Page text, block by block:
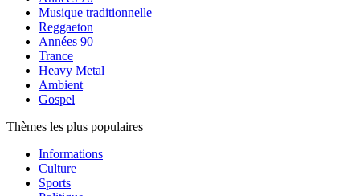
Musique traditionnelle
Reggaeton
Années 90
Trance
Heavy Metal
Ambient
Gospel
Thèmes les plus populaires
Informations
Culture
Sports